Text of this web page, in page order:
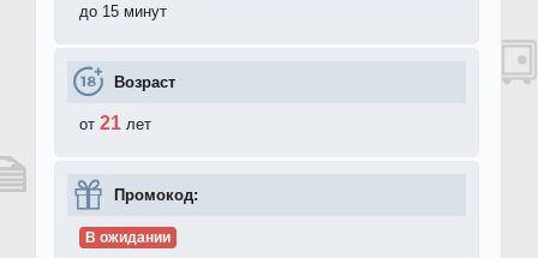
до 15 минут
Возраст
от 21 лет
Промокод:
В ожидании